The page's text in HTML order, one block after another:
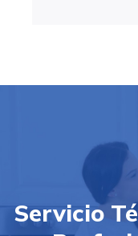
Servicio